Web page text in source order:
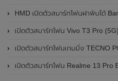
HMD เปิดตัวสมาร์ทโฟนฝาพับได้ Barbie Phone
เปิดตัวสมาร์ทโฟน Vivo T3 Pro (5G) อย่
เปิดตัวสมาร์ทโฟนเกมมิ่ง TECNO POVA 6 Neo อย่างเ
เปิดตัวสมาร์ทโฟน Realme 13 Pro Extreme